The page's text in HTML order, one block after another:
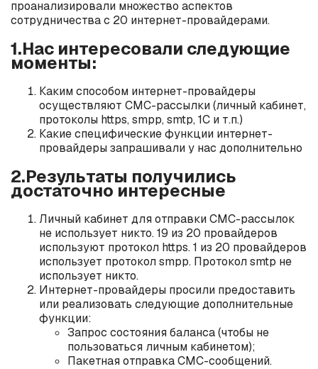
проанализировали множество аспектов
сотрудничества с 20 интернет-провайдерами.
1.Нас интересовали следующие
моменты:
Каким способом интернет-провайдеры
осуществляют СМС-рассылки (личный кабинет,
протоколы https, smpp, smtp, 1C и т.п.)
Какие специфические функции интернет-
провайдеры запрашивали у нас дополнительно
2.Результаты получились
достаточно интересные
Личный кабинет для отправки СМС-рассылок
не использует никто. 19 из 20 провайдеров
используют протокол https. 1 из 20 провайдеров
использует протокол smpp. Протокол smtp не
использует никто.
Интернет-провайдеры просили предоставить
или реализовать следующие дополнительные
функции:
Запрос состояния баланса (чтобы не
пользоваться личным кабинетом);
Пакетная отправка СМС-сообщений.